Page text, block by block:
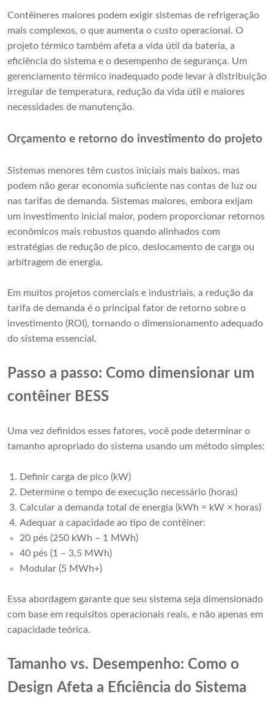
Contêineres maiores podem exigir sistemas de refrigeração
mais complexos, o que aumenta o custo operacional. O
projeto térmico também afeta a vida útil da bateria, a
eficiência do sistema e o desempenho de segurança. Um
gerenciamento térmico inadequado pode levar à distribuição
irregular de temperatura, redução da vida útil e maiores
necessidades de manutenção.
Orçamento e retorno do investimento do projeto
Sistemas menores têm custos iniciais mais baixos, mas
podem não gerar economia suficiente nas contas de luz ou
nas tarifas de demanda. Sistemas maiores, embora exijam
um investimento inicial maior, podem proporcionar retornos
econômicos mais robustos quando alinhados com
estratégias de redução de pico, deslocamento de carga ou
arbitragem de energia.
Em muitos projetos comerciais e industriais, a redução da
tarifa de demanda é o principal fator de retorno sobre o
investimento (ROI), tornando o dimensionamento adequado
do sistema essencial.
Passo a passo: Como dimensionar um
contêiner BESS
Uma vez definidos esses fatores, você pode determinar o
tamanho apropriado do sistema usando um método simples:
Definir carga de pico (kW)
Determine o tempo de execução necessário (horas)
Calcular a demanda total de energia (kWh = kW × horas)
Adequar a capacidade ao tipo de contêiner:
20 pés (250 kWh – 1 MWh)
40 pés (1 – 3,5 MWh)
Modular (5 MWh+)
Essa abordagem garante que seu sistema seja dimensionado
com base em requisitos operacionais reais, e não apenas em
capacidade teórica.
Tamanho vs. Desempenho: Como o
Design Afeta a Eficiência do Sistema